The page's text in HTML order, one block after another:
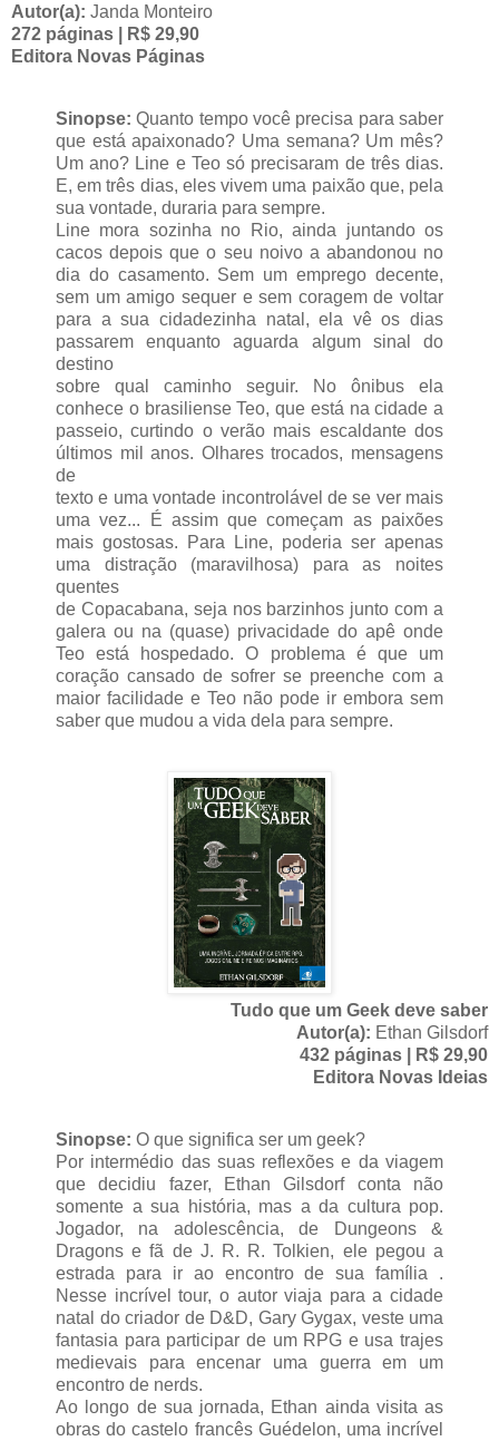
Autor(a): Janda Monteiro
272 páginas | R$ 29,90
Editora Novas Páginas
Sinopse:Quanto tempo você precisa para saber
que está apaixonado? Uma semana? Um mês?
Um ano? Line e Teo só precisaram de três dias.
E, em três dias, eles vivem uma paixão que, pela
sua vontade, duraria para sempre.
Line mora sozinha no Rio, ainda juntando os
cacos depois que o seu noivo a abandonou no
dia do casamento. Sem um emprego decente,
sem um amigo sequer e sem coragem de voltar
para a sua cidadezinha natal, ela vê os dias
passarem enquanto aguarda algum sinal do
destino
sobre qual caminho seguir. No ônibus ela
conhece o brasiliense Teo, que está na cidade a
passeio, curtindo o verão mais escaldante dos
últimos mil anos. Olhares trocados, mensagens
de
texto e uma vontade incontrolável de se ver mais
uma vez... É assim que começam as paixões
mais gostosas. Para Line, poderia ser apenas
uma distração (maravilhosa) para as noites
quentes
de Copacabana, seja nos barzinhos junto com a
galera ou na (quase) privacidade do apê onde
Teo está hospedado. O problema é que um
coração cansado de sofrer se preenche com a
maior facilidade e Teo não pode ir embora sem
saber que mudou a vida dela para sempre.
Tudo que um Geek deve saber
Autor(a): Ethan Gilsdorf
432 páginas | R$ 29,90
Editora Novas Ideias
Sinopse: O que significa ser um geek?
Por intermédio das suas reflexões e da viagem
que decidiu fazer, Ethan Gilsdorf conta não
somente a sua história, mas a da cultura pop.
Jogador, na adolescência, de Dungeons &
Dragons e fã de J. R. R. Tolkien, ele pegou a
estrada para ir ao encontro de sua família .
Nesse incrível tour, o autor viaja para a cidade
natal do criador de D&D, Gary Gygax, veste uma
fantasia para participar de um RPG e usa trajes
medievais para encenar uma guerra em um
encontro de nerds.
Ao longo de sua jornada, Ethan ainda visita as
obras do castelo francês Guédelon, uma incrível